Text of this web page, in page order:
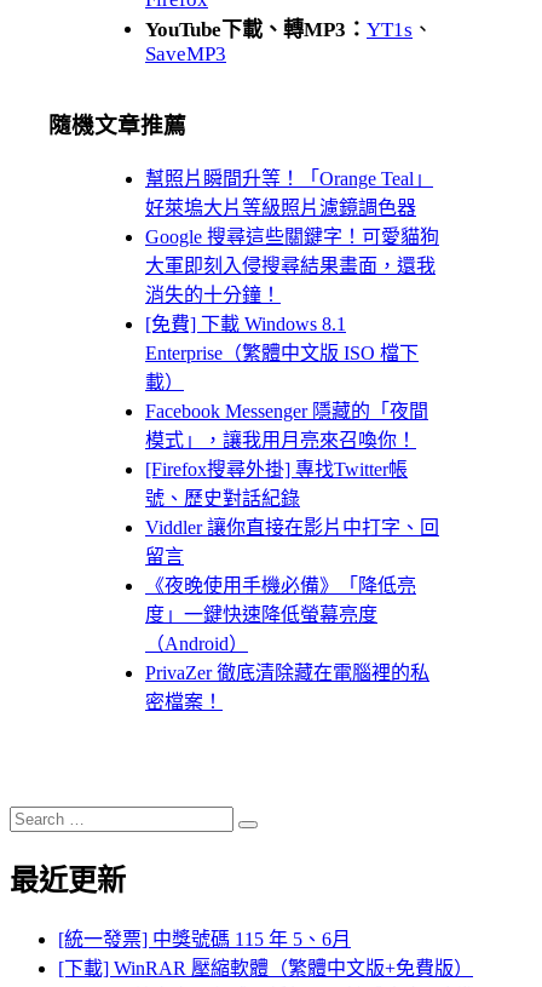
YouTube下載、轉MP3： YT1s 、
SaveMP3
隨機文章推薦
幫照片瞬間升等！「Orange Teal」
好萊塢大片等級照片濾鏡調色器
Google 搜尋這些關鍵字！可愛貓狗
大軍即刻入侵搜尋結果畫面，還我
消失的十分鐘！
[免費] 下載 Windows 8.1
Enterprise（繁體中文版 ISO 檔下
載）
Facebook Messenger 隱藏的「夜間
模式」，讓我用月亮來召喚你！
[Firefox搜尋外掛] 專找Twitter帳
號、歷史對話紀錄
Viddler 讓你直接在影片中打字、回
留言
《夜晚使用手機必備》「降低亮
度」一鍵快速降低螢幕亮度
（Android）
PrivaZer 徹底清除藏在電腦裡的私
密檔案！
Search
for:
Search
最近更新
[統一發票] 中獎號碼 115 年 5、6月
[下載] WinRAR 壓縮軟體（繁體中文版+免費版）